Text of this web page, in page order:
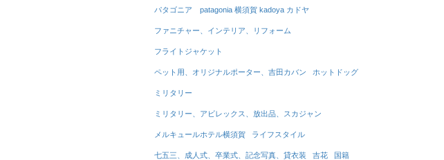
パタゴニア patagonia 横須賀 kadoya カドヤ
ファニチャー、インテリア、リフォーム
フライトジャケット
ペット用、オリジナルポーター、吉田カバン ホットドッグ
ミリタリー
ミリタリー、アビレックス、放出品、スカジャン
メルキュールホテル横須賀 ライフスタイル
七五三、成人式、卒業式、記念写真、貸衣装 吉花 国籍